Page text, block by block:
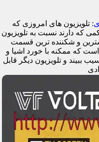
: تلویزیون های امروزی که
که دارند نسبت به تلویزیون
و شکننده ترین قسمت
که ممکنه با خورد اشیا و
ببیند و تلویزیون دیگر قابل